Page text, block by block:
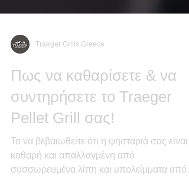
Traeger Grills Greece
Πως να καθαρίσετε & να
συντηρήσετε το Traeger
Pellet Grill σας!